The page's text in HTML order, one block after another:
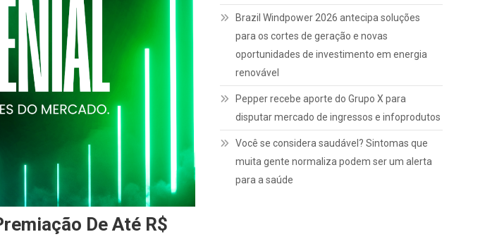
De Até R$
Brazil Windpower 2026 antecipa soluções
para os cortes de geração e novas
oportunidades de investimento em energia
renovável
Pepper recebe aporte do Grupo X para
disputar mercado de ingressos e infoprodutos
Você se considera saudável? Sintomas que
muita gente normaliza podem ser um alerta
para a saúde